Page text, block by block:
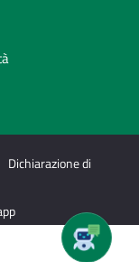
Dichiarazione di